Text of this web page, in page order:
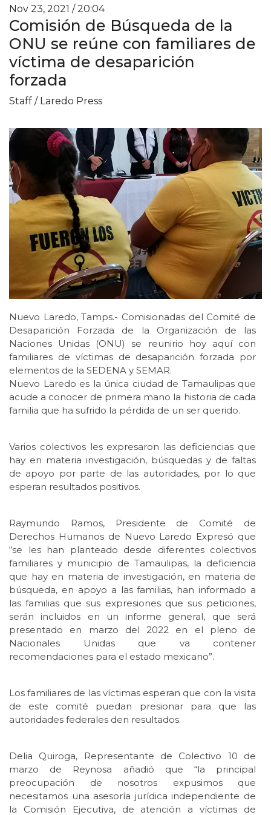
Nov 23, 2021 / 20:04
Comisión de Búsqueda de la
ONU se reúne con familiares de
víctima de desaparición
forzada
Staff / Laredo Press
Nuevo Laredo, Tamps.- Comisionadas del Comité de
Desaparición Forzada de la Organización de las
Naciones Unidas (ONU) se reunirio hoy aquí con
familiares de víctimas de desaparición forzada por
elementos de la SEDENA y SEMAR.
Nuevo Laredo es la única ciudad de Tamaulipas que
acude a conocer de primera mano la historia de cada
familia que ha sufrido la pérdida de un ser querido.
Varios colectivos les expresaron las deficiencias que
hay en materia investigación, búsquedas y de faltas
de apoyo por parte de las autoridades, por lo que
esperan resultados positivos.
Raymundo Ramos, Presidente de Comité de
Derechos Humanos de Nuevo Laredo Expresó que
“se les han planteado desde diferentes colectivos
familiares y municipio de Tamaulipas, la deficiencia
que hay en materia de investigación, en materia de
búsqueda, en apoyo a las familias, han informado a
las familias que sus expresiones que sus peticiones,
serán incluidos en un informe general, que será
presentado en marzo del 2022 en el pleno de
Nacionales Unidas que va contener
recomendaciones para el estado mexicano”.
Los familiares de las víctimas esperan que con la visita
de este comité puedan presionar para que las
autoridades federales den resultados.
Delia Quiroga, Representante de Colectivo 10 de
marzo de Reynosa añadió que “la principal
preocupación de nosotros expusimos que
necesitamos una asesoría jurídica independiente de
la Comisión Ejecutiva, de atención a víctimas de